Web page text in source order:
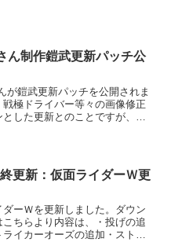
ん制作鎧武更新パッチ公
が鎧武更新パッチを公開されま
極ドライバー等々の画像修正
した更新とのことですが、修
の影響...
更新：仮面ライダーＷ更
ダーＷを更新しました。ダウン
こちらより内容は、・投げの追
ライカーオーズの追加・ストラ